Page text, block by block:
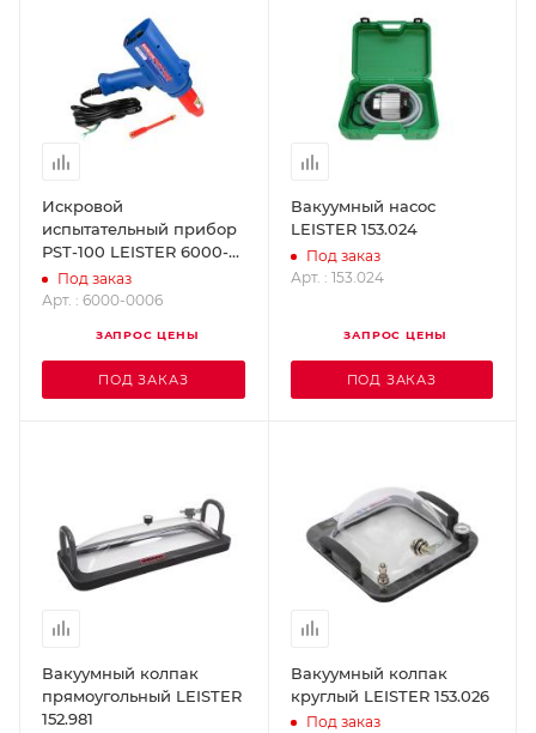
Искровой
испытательный прибор
РST-100 LEISTER 6000-
0006
Под заказ
Арт. : 6000-0006
ЗАПРОС ЦЕНЫ
ПОД ЗАКАЗ
Вакуумный насос
LEISTER 153.024
Под заказ
Арт. : 153.024
ЗАПРОС ЦЕНЫ
ПОД ЗАКАЗ
Вакуумный колпак
прямоугольный LEISTER
152.981
Вакуумный колпак
круглый LEISTER 153.026
Под заказ